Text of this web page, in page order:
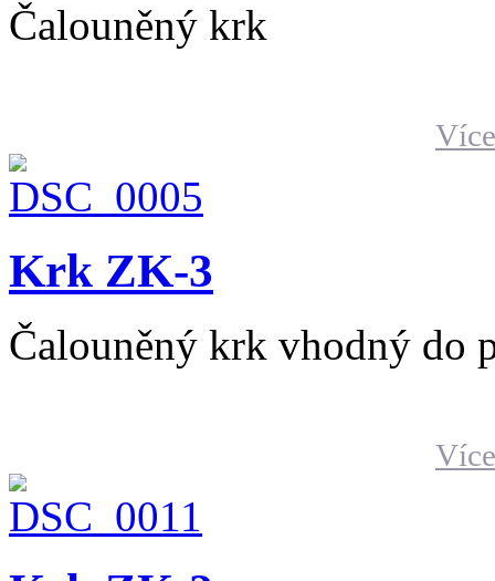
Čalouněný krk
Krk ZK-3
Čalouněný krk vhodný do